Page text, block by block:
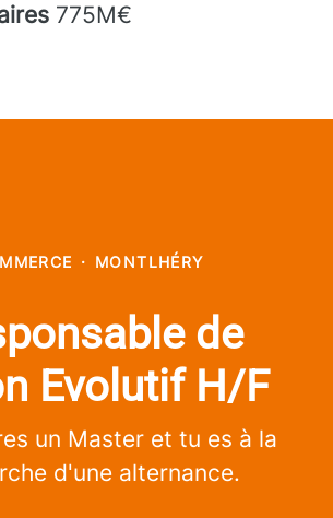
775M€
· MONTLHÉRY
de
Evolutif H/F
un Master et tu es à la
d'une alternance.